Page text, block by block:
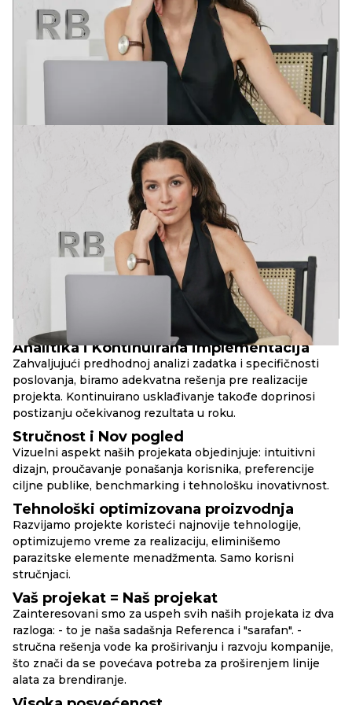
PRINCIPI RBAND
Analitika i Kontinuirana implementacija
Zahvaljujući predhodnoj analizi zadatka i specifičnosti
poslovanja, biramo adekvatna rešenja pre realizacije
projekta. Kontinuirano usklađivanje takođe doprinosi
postizanju očekivanog rezultata u roku.
Stručnost i Nov pogled
Vizuelni aspekt naših projekata objedinjuje: intuitivni
dizajn, proučavanje ponašanja korisnika, preferencije
ciljne publike, benchmarking i tehnološku inovativnost.
Tehnološki optimizovana proizvodnja
Razvijamo projekte koristeći najnovije tehnologije,
optimizujemo vreme za realizaciju, eliminišemo
parazitske elemente menadžmenta. Samo korisni
stručnjaci.
Vaš projekat = Naš projekat
Zainteresovani smo za uspeh svih naših projekata iz dva
razloga: - to je naša sadašnja Referenca i "sarafan". -
stručna rešenja vode ka proširivanju i razvoju kompanije,
što znači da se povećava potreba za proširenjem linije
alata za brendiranje.
10+
godina u kompaniji
80+ 30+
lansiranih brend-projekata
VICTORIA ART-DIREKTOR
Diplomirala na akademijama dizajna u Pragu i Barseloni.
Projektna praksa u Evropi i SAD.
Postavši preduzetnik, u potpunosti sam shvatila značenje izraza
“Vreme je novac”. Stručna realizacija u roku je prirodna potreba
Ali fokusiranje samo na zaradu, a ne na kvalitet, neće doneti
dobar proizvod. U svemu je potrebna zlatna sredina!